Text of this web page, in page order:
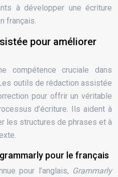
à développer une écriture
français.
pour améliorer
compétence cruciale dans
outils de rédaction assistée
pour offrir un véritable
d’écriture. Ils aident à
les structures de phrases et à
pour le français
pour l’anglais, Grammarly